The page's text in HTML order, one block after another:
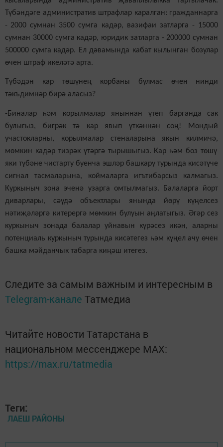
Түбәндәге административ штрафлар каралган: гражданнарга
- 2000 сумнан 3500 сумга кадәр, вазифаи затларга - 15000
сумнан 30000 сумга кадәр, юридик затларга - 200000 сумнан
500000 сумга кадәр. Ел дәвамында кабат кылынган бозулар
өчен штраф икеләтә арта.
Түбәдән кар төшүнең корбаны булмас өчен
нинди
тәкъдимнәр бирә аласыз?
-Биналар һәм корылмалар яныннан үтеп барганда
сак
булыгыз, бигрәк тә кар явып үткәннән соң! Мондый
участокларны, корылмалар стеналарына якын килмичә,
мөмкин кадәр тизрәк үтәргә тырышыгыз. Кар һәм боз төшү
яки түбәне чистарту буенча эшләр башкару турында кисәтүче
сигнал тасмаларына, коймаларга игътибарсыз калмагыз.
Куркыныч зона эченә узарга омтылмагыз. Балаларга йорт
диварлары, сәүдә объектлары янында йөрү күңелсез
нәтиҗәләргә китерергә мөмкин булуын аңлатыгыз. Әгәр сез
куркыныч зонада балалар уйнавын күрәсез икән, аларны
потенциаль куркыныч турында кисәтегез һәм күңел ачу өчен
башка мәйданчык табарга киңәш итегез.
Следите за самым важным и интересным в
Telegram-канале Татмедиа
Читайте новости Татарстана в
национальном мессенджере MАХ:
https://max.ru/tatmedia
Теги:
ЛАЕШ РАЙОНЫ